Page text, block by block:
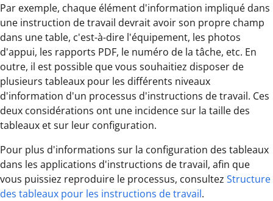
Par exemple, chaque élément d'information impliqué dans
une instruction de travail devrait avoir son propre champ
dans une table, c'est-à-dire l'équipement, les photos
d'appui, les rapports PDF, le numéro de la tâche, etc. En
outre, il est possible que vous souhaitiez disposer de
plusieurs tableaux pour les différents niveaux
d'information d'un processus d'instructions de travail. Ces
deux considérations ont une incidence sur la taille des
tableaux et sur leur configuration.
Pour plus d'informations sur la configuration des tableaux
dans les applications d'instructions de travail, afin que
vous puissiez reproduire le processus, consultez Structure
des tableaux pour les instructions de travail.